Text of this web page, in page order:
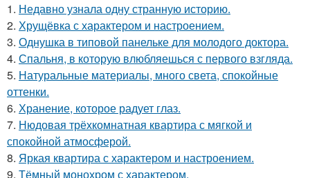
1. Недавно узнала одну странную историю.
2. Хрущёвка с характером и настроением.
3. Однушка в типовой панельке для молодого доктора.
4. Спальня, в которую влюбляешься с первого взгляда.
5. Натуральные материалы, много света, спокойные
оттенки.
6. Хранение, которое радует глаз.
7. Нюдовая трёхкомнатная квартира с мягкой и
спокойной атмосферой.
8. Яркая квартира с характером и настроением.
9. Тёмный монохром с характером.